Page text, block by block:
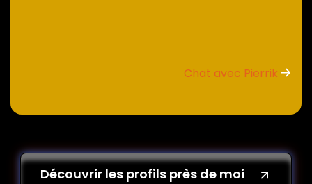
Chat avec Pierrik
Découvrir les profils près de moi